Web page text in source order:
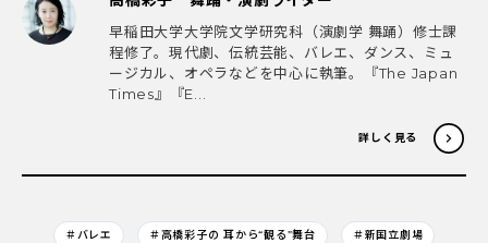
早稲田大学大学院文学研究科（演劇学 舞踊）修士課
程修了。現代劇、伝統芸能、バレエ、ダンス、ミュ
ージカル、オペラなどを中心に執筆。『The Japan
Times』『E...
詳しく見る
＃バレエ ＃高橋彩子の 耳から“観る”舞台 ＃新国立劇場